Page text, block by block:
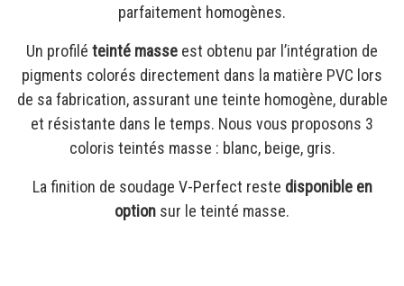
parfaitement homogènes.
Un profilé teinté masse est obtenu par l’intégration de
pigments colorés directement dans la matière PVC lors
de sa fabrication, assurant une teinte homogène, durable
et résistante dans le temps. Nous vous proposons 3
coloris teintés masse : blanc, beige, gris.
La finition de soudage V-Perfect reste disponible en
option sur le teinté masse.